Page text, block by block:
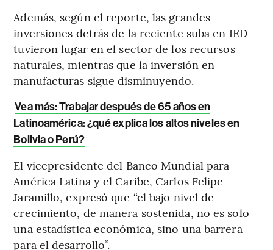
Además, según el reporte, las grandes
inversiones detrás de la reciente suba en IED
tuvieron lugar en el sector de los recursos
naturales, mientras que la inversión en
manufacturas sigue disminuyendo.
Vea más: Trabajar después de 65 años en
Latinoamérica: ¿qué explica los altos niveles en
Bolivia o Perú?
El vicepresidente del Banco Mundial para
América Latina y el Caribe, Carlos Felipe
Jaramillo, expresó que “el bajo nivel de
crecimiento, de manera sostenida, no es solo
una estadística económica, sino una barrera
para el desarrollo”.